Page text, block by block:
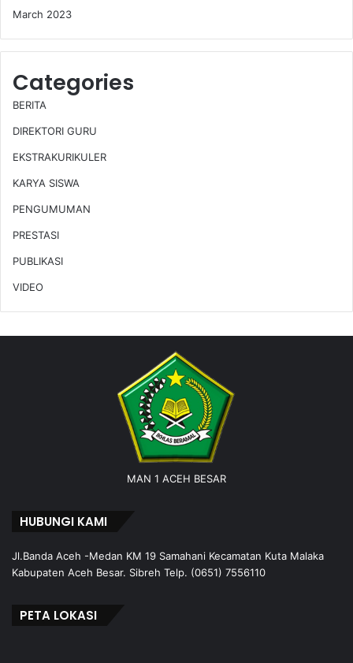
March 2023
Categories
BERITA
DIREKTORI GURU
EKSTRAKURIKULER
KARYA SISWA
PENGUMUMAN
PRESTASI
PUBLIKASI
VIDEO
MAN 1 ACEH BESAR
HUBUNGI KAMI
Jl.Banda Aceh -Medan KM 19 Samahani Kecamatan Kuta Malaka
Kabupaten Aceh Besar. Sibreh Telp. (0651) 7556110
PETA LOKASI